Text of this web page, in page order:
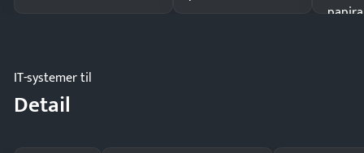
IT-systemer til
Detail